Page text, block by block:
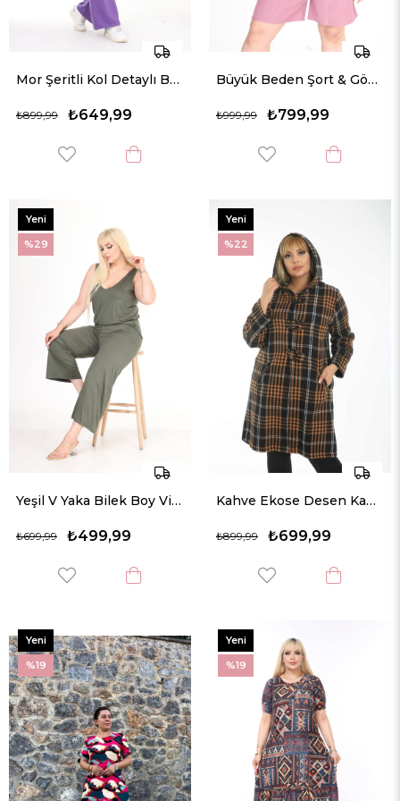
Mor Şeritli Kol Detaylı Büyük Beden Takım
₺649,99
₺899,99
Büyük Beden Şort & Gömlek Keten Takım
₺799,99
₺999,99
Yeşil V Yaka Bilek Boy Viskon Örme Tulum
₺499,99
₺699,99
Yeni
Ürün
%29
Kahve Ekose Desen Kapşonlu Uzun Ceket
₺699,99
₺899,99
Yeni
Ürün
%22
Yeni
Ürün
%19
Yeni
Ürün
%19